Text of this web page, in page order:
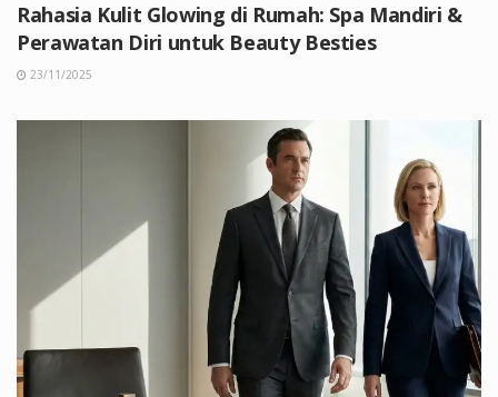
Rahasia Kulit Glowing di Rumah: Spa Mandiri &
Perawatan Diri untuk Beauty Besties
23/11/2025